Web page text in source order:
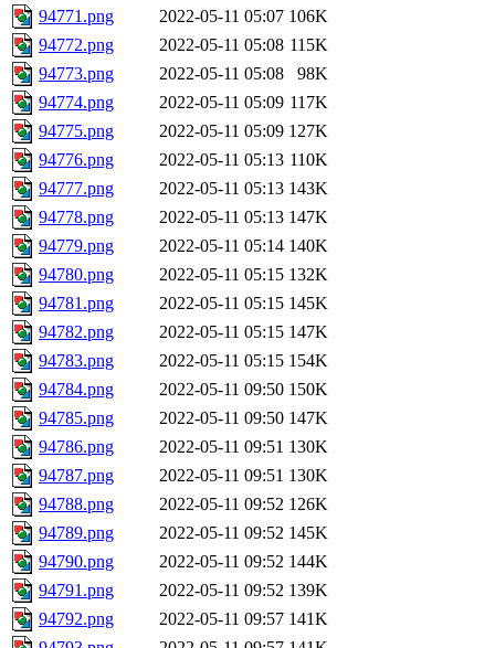
94771.png
2022-05-11 05:07 106K
94772.png
2022-05-11 05:08 115K
94773.png
2022-05-11 05:08
98K
94774.png
2022-05-11 05:09 117K
94775.png
2022-05-11 05:09 127K
94776.png
2022-05-11 05:13 110K
94777.png
2022-05-11 05:13 143K
94778.png
2022-05-11 05:13 147K
94779.png
2022-05-11 05:14 140K
94780.png
2022-05-11 05:15 132K
94781.png
2022-05-11 05:15 145K
94782.png
2022-05-11 05:15 147K
94783.png
2022-05-11 05:15 154K
94784.png
2022-05-11 09:50 150K
94785.png
2022-05-11 09:50 147K
94786.png
2022-05-11 09:51 130K
94787.png
2022-05-11 09:51 130K
94788.png
2022-05-11 09:52 126K
94789.png
2022-05-11 09:52 145K
94790.png
2022-05-11 09:52 144K
94791.png
2022-05-11 09:52 139K
94792.png
2022-05-11 09:57 141K